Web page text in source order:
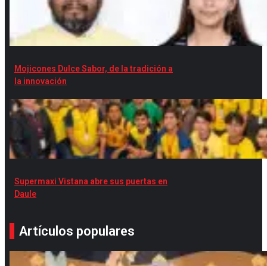
Mojicones Dulce Sabor, de la tradición a
la innovación
Supermaxi Vistana abre sus puertas en
Daule
Artículos populares